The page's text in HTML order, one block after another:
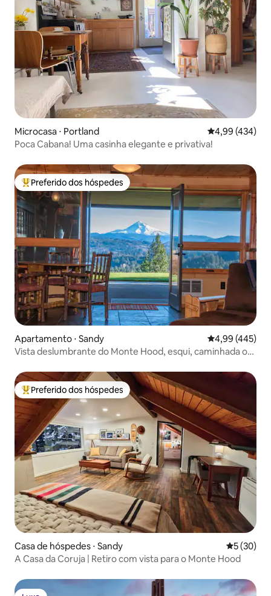
Microcasa ⋅ Portland 4,99 de uma
4,99 (434)
Poca Cabana! Uma casinha elegante e privativa!
Entre os melhores preferidos dos hóspedes
Preferido dos hóspedes
Apartamento ⋅ Sandy 4,99 de uma
4,99 (445)
Vista deslumbrante do Monte Hood, esqui, caminhada ou
Entre os melhores preferidos dos hóspedes
Preferido dos hóspedes
Casa de hóspedes ⋅ Sandy 5 de uma
5 (30)
A Casa da Coruja | Retiro com vista para o Monte Hood